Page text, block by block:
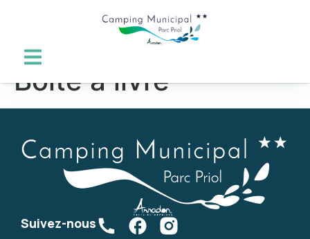
Boite à livre
Suivez-nous